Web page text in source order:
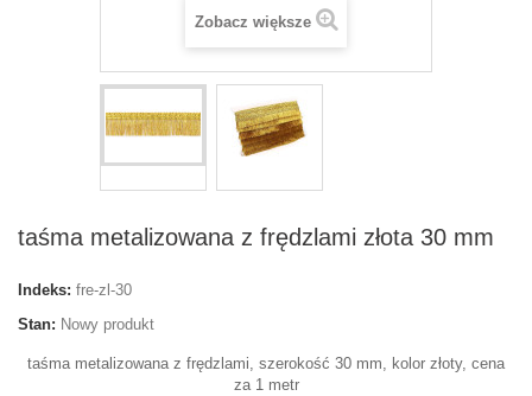
Zobacz większe
taśma metalizowana z frędzlami złota 30 mm
Indeks: fre-zl-30
Stan: Nowy produkt
taśma metalizowana z frędzlami, szerokość 30 mm, kolor złoty, cena
za 1 metr